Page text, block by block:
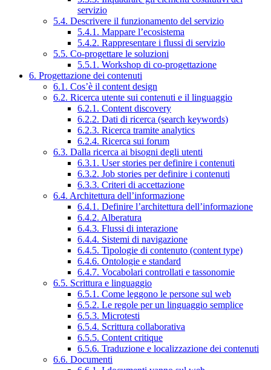
servizio
5.4. Descrivere il funzionamento del servizio
5.4.1. Mappare l’ecosistema
5.4.2. Rappresentare i flussi di servizio
5.5. Co-progettare le soluzioni
5.5.1. Workshop di co-progettazione
6. Progettazione dei contenuti
6.1. Cos’è il content design
6.2. Ricerca utente sui contenuti e il linguaggio
6.2.1. Content discovery
6.2.2. Dati di ricerca (search keywords)
6.2.3. Ricerca tramite analytics
6.2.4. Ricerca sui forum
6.3. Dalla ricerca ai bisogni degli utenti
6.3.1. User stories per definire i contenuti
6.3.2. Job stories per definire i contenuti
6.3.3. Criteri di accettazione
6.4. Architettura dell’informazione
6.4.1. Definire l’architettura dell’informazione
6.4.2. Alberatura
6.4.3. Flussi di interazione
6.4.4. Sistemi di navigazione
6.4.5. Tipologie di contenuto (content type)
6.4.6. Ontologie e standard
6.4.7. Vocabolari controllati e tassonomie
6.5. Scrittura e linguaggio
6.5.1. Come leggono le persone sul web
6.5.2. Le regole per un linguaggio semplice
6.5.3. Microtesti
6.5.4. Scrittura collaborativa
6.5.5. Content critique
6.5.6. Traduzione e localizzazione dei contenuti
6.6. Documenti